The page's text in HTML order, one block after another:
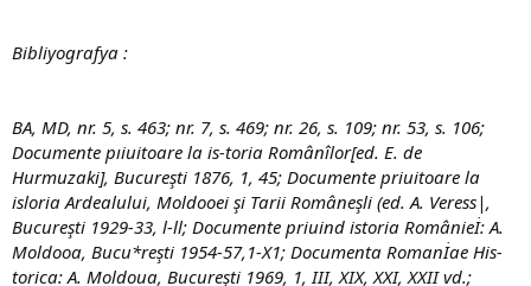
Bibliyografya :
BA, MD, nr. 5, s. 463; nr. 7, s. 469; nr. 26, s. 109; nr. 53, s. 106;
Documente pıiuitoare la is-toria Românîlor[ed. E. de
Hurmuzaki], Bucureşti 1876, 1, 45; Documente priuitoare la
isloria Ardealului, Moldooei şi Tarii Româneşli (ed. A. Veress|,
Bucureşti 1929-33, l-ll; Documente priuind istoria Românieİ: A.
Moldooa, Bucu*reşti 1954-57,1-X1; Documenta Romanİae His-
torica: A. Moldoua, Bucureşti 1969, 1, III, XIX, XXI, XXII vd.;